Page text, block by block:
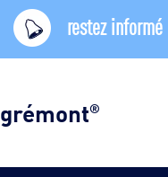
restez informé
®